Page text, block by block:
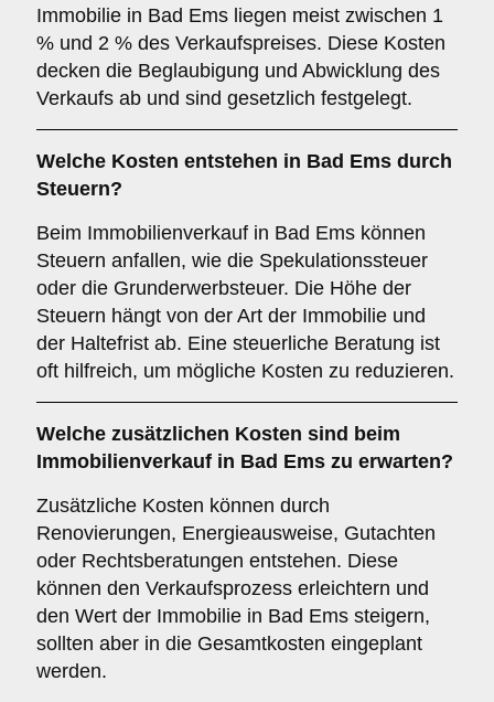
Immobilie in Bad Ems liegen meist zwischen 1
% und 2 % des Verkaufspreises. Diese Kosten
decken die Beglaubigung und Abwicklung des
Verkaufs ab und sind gesetzlich festgelegt.
Welche Kosten entstehen in Bad Ems durch
Steuern?
Beim Immobilienverkauf in Bad Ems können
Steuern anfallen, wie die Spekulationssteuer
oder die Grunderwerbsteuer. Die Höhe der
Steuern hängt von der Art der Immobilie und
der Haltefrist ab. Eine steuerliche Beratung ist
oft hilfreich, um mögliche Kosten zu reduzieren.
Welche zusätzlichen Kosten sind beim
Immobilienverkauf in Bad Ems zu erwarten?
Zusätzliche Kosten können durch
Renovierungen, Energieausweise, Gutachten
oder Rechtsberatungen entstehen. Diese
können den Verkaufsprozess erleichtern und
den Wert der Immobilie in Bad Ems steigern,
sollten aber in die Gesamtkosten eingeplant
werden.